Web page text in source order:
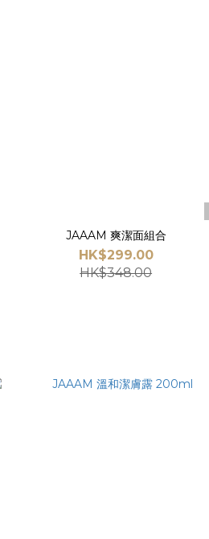
JAAAM 爽潔面組合
HK$299.00
HK$348.00